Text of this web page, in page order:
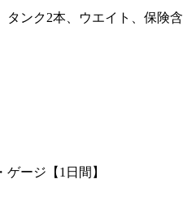
タンク2本、ウエイト、保険含
ージ【1日間】